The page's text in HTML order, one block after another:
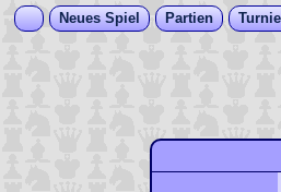
Neues Spiel Partien